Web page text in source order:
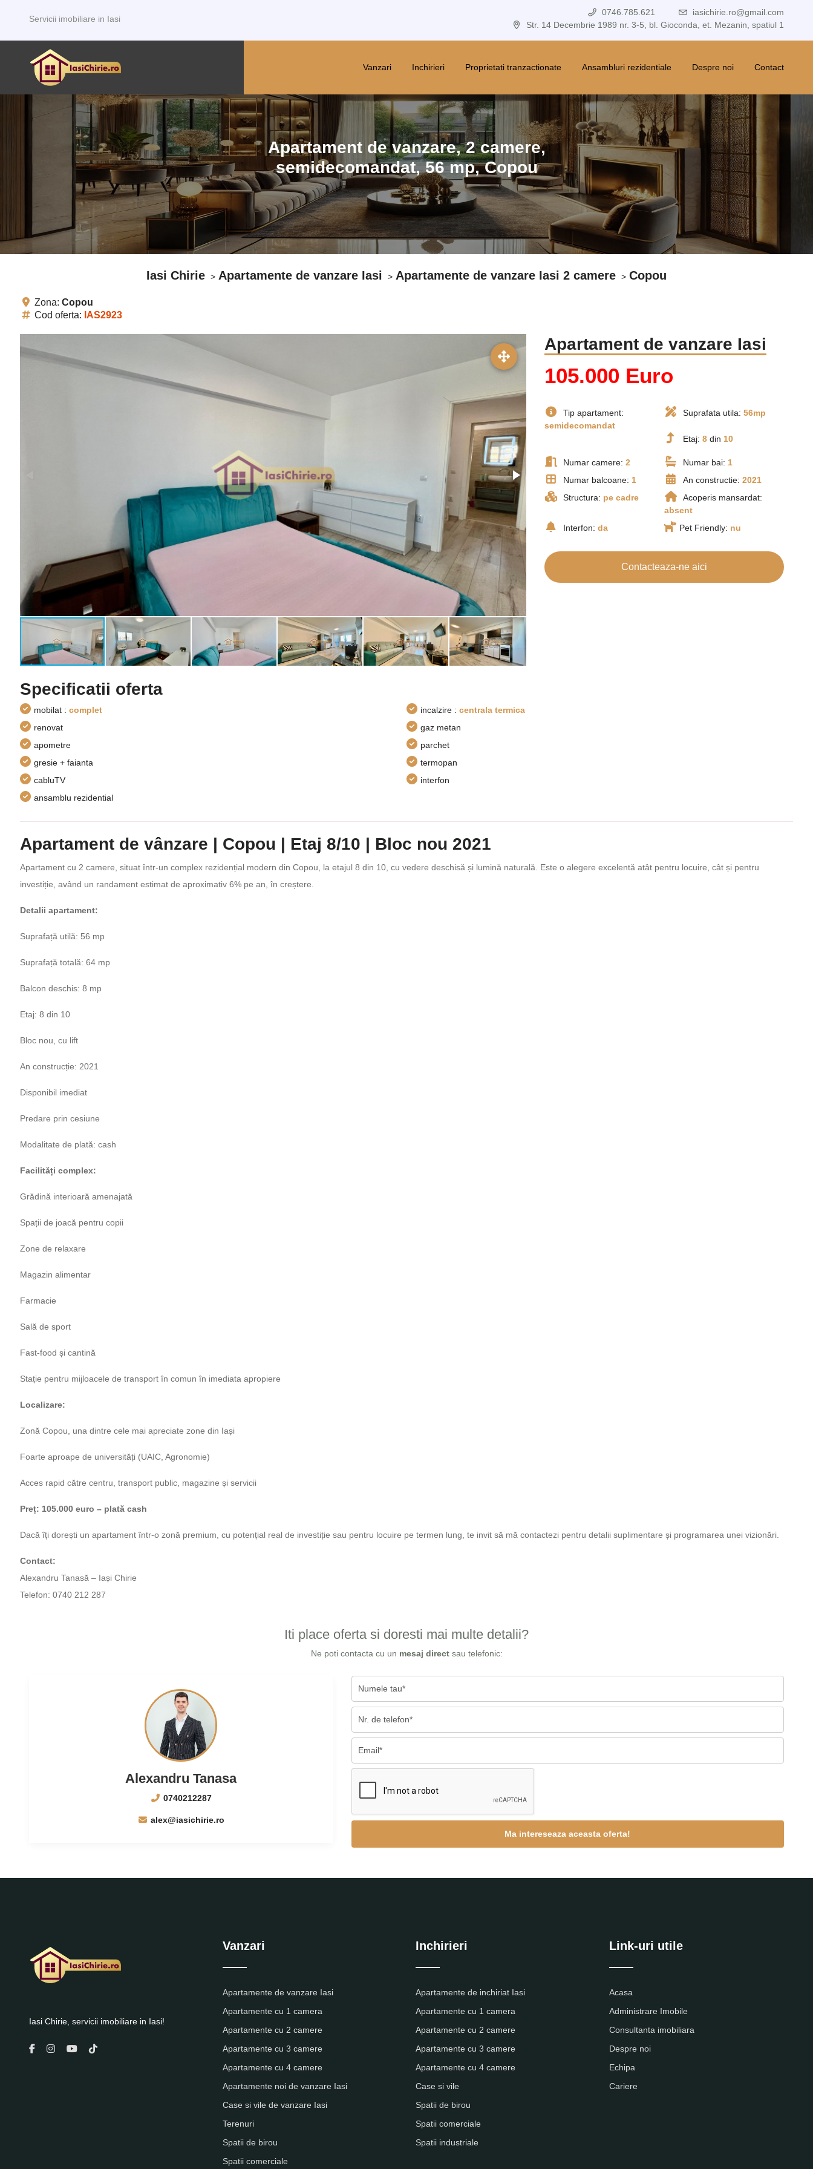
Servicii imobiliare in Iasi
0746.785.621
iasichirie.ro@gmail.com
Str. 14 Decembrie 1989 nr. 3-5, bl. Gioconda, et. Mezanin, spatiul 1
Vanzari Inchirieri Proprietati tranzactionate Ansambluri rezidentiale Despre noi Contact
Apartament de vanzare,2camere,
semidecomandat,56mp,Copou
Iasi Chirie Apartamente de vanzare Iasi Apartamente de vanzare Iasi 2 camere Copou
Zona: Copou
Cod oferta: IAS2923
Apartament de vanzare Iasi
105.000 Euro
Tip apartament:
semidecomandat
Suprafata utila: 56mp
Etaj: 8din 10
Numar camere: 2 Numar bai: 1
Numar balcoane: 1 An constructie: 2021
Structura: pe cadre
Acoperis mansardat:
absent
Interfon: da Pet Friendly: nu
Contacteaza-ne aici
Specificatii oferta
mobilat : complet incalzire : centrala termica
renovat
gaz metan
apometre
parchet
gresie + faianta
termopan
cabluTV
interfon
ansamblu rezidential
Apartament de vânzare | Copou | Etaj 8/10 | Bloc nou 2021
Apartament cu 2 camere, situat într-un complex rezidențial modern din Copou, la etajul 8 din 10, cu vedere deschisă și lumină naturală. Este o alegere excelentă atât pentru locuire, cât și pentru
investiție, având un randament estimat de aproximativ 6% pe an, în creștere.
Detalii apartament:
Suprafață utilă: 56 mp
Suprafață totală: 64 mp
Balcon deschis: 8 mp
Etaj: 8 din 10
Bloc nou, cu lift
An construcție: 2021
Disponibil imediat
Predare prin cesiune
Modalitate de plată: cash
Facilități complex:
Grădină interioară amenajată
Spații de joacă pentru copii
Zone de relaxare
Magazin alimentar
Farmacie
Sală de sport
Fast-food și cantină
Stație pentru mijloacele de transport în comun în imediata apropiere
Localizare:
Zonă Copou, una dintre cele mai apreciate zone din Iași
Foarte aproape de universități (UAIC, Agronomie)
Acces rapid către centru, transport public, magazine și servicii
Preț: 105.000 euro – plată cash
Dacă îți dorești un apartament într-o zonă premium, cu potențial real de investiție sau pentru locuire pe termen lung, te invit să mă contactezi pentru detalii suplimentare și programarea unei vizionări.
Contact:
Alexandru Tanasă – Iași Chirie
Telefon: 0740 212 287
Iti place oferta si doresti mai multe detalii?
Ne poti contacta cu un mesaj directsau telefonic:
Alexandru Tanasa
0740212287
alex@iasichirie.ro
Iasi Chirie, servicii imobiliare in Iasi!
Vanzari
Apartamente de vanzare Iasi
Apartamente cu 1 camera
Apartamente cu 2 camere
Apartamente cu 3 camere
Apartamente cu 4 camere
Apartamente noi de vanzare Iasi
Case si vile de vanzare Iasi
Terenuri
Spatii de birou
Spatii comerciale
Inchirieri
Apartamente de inchiriat Iasi
Apartamente cu 1 camera
Apartamente cu 2 camere
Apartamente cu 3 camere
Apartamente cu 4 camere
Case si vile
Spatii de birou
Spatii comerciale
Spatii industriale
Link-uri utile
Acasa
Administrare Imobile
Consultanta imobiliara
Despre noi
Echipa
Cariere